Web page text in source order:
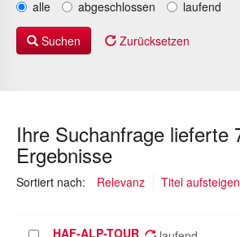
alle
abgeschlossen laufend
Suchen Zurücksetzen
Ihre Suchanfrage lieferte
Ergebnisse
Sortiert nach: Relevanz Titel
HAF-ALP-TOUR